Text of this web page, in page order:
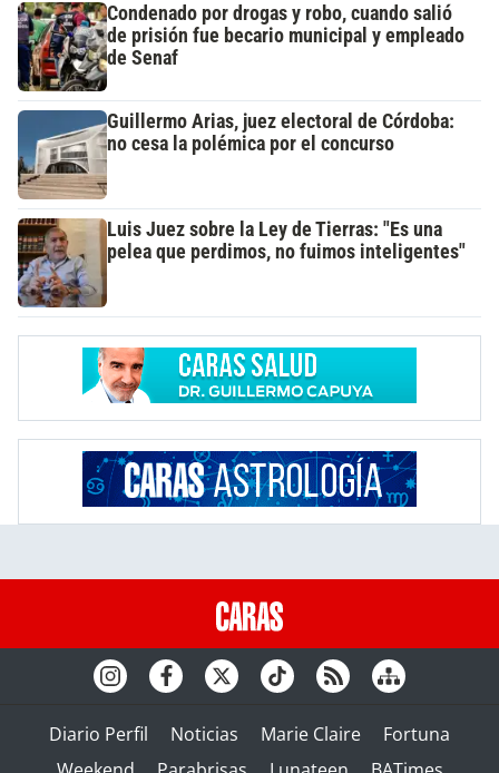
Condenado por drogas y robo, cuando salió
de prisión fue becario municipal y empleado
de Senaf
Guillermo Arias, juez electoral de Córdoba:
no cesa la polémica por el concurso
Luis Juez sobre la Ley de Tierras: "Es una
pelea que perdimos, no fuimos inteligentes"
Diario Perfil Noticias Marie Claire
Fortuna